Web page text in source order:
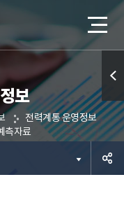
보
전력계통 운영정보
측자료
퀵메
뉴 열
기